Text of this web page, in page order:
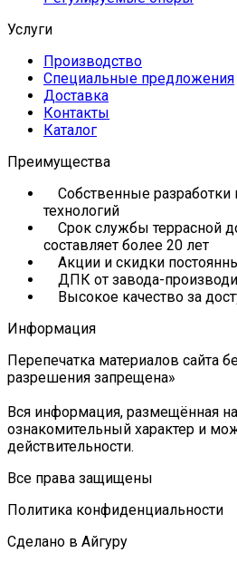
Услуги
Производство
Специальные предложения
Доставка
Контакты
Каталог
Преимущества
Собственные
технологий
Срок службы террасной
составляет более 20 лет
Акции и скидки
ДПК от завода-
Высокое качество за
Информация
Перепечатка материалов сайта
разрешения запрещена»
Вся информация, размещённая на
ознакомительный характер и
действительности.
Все права защищены
Политика конфиденциальности
Сделано в Айгуру